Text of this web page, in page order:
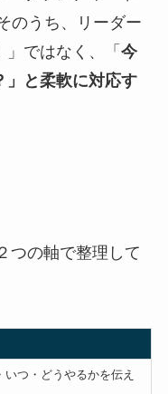
のうち、リーダー
ではなく、「 今
」と柔軟に対応す
つの軸で整理して
いつ・どうやるかを伝え